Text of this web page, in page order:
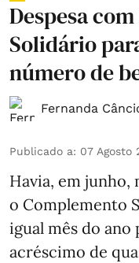
Despesa
Solidário
número de
Fernanda
Publicado a: 07 Agosto
Havia, em junho,
o Complemento
igual mês do ano
acréscimo de